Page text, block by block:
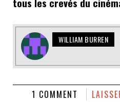
WILLIAM BURREN
1 COMMENT